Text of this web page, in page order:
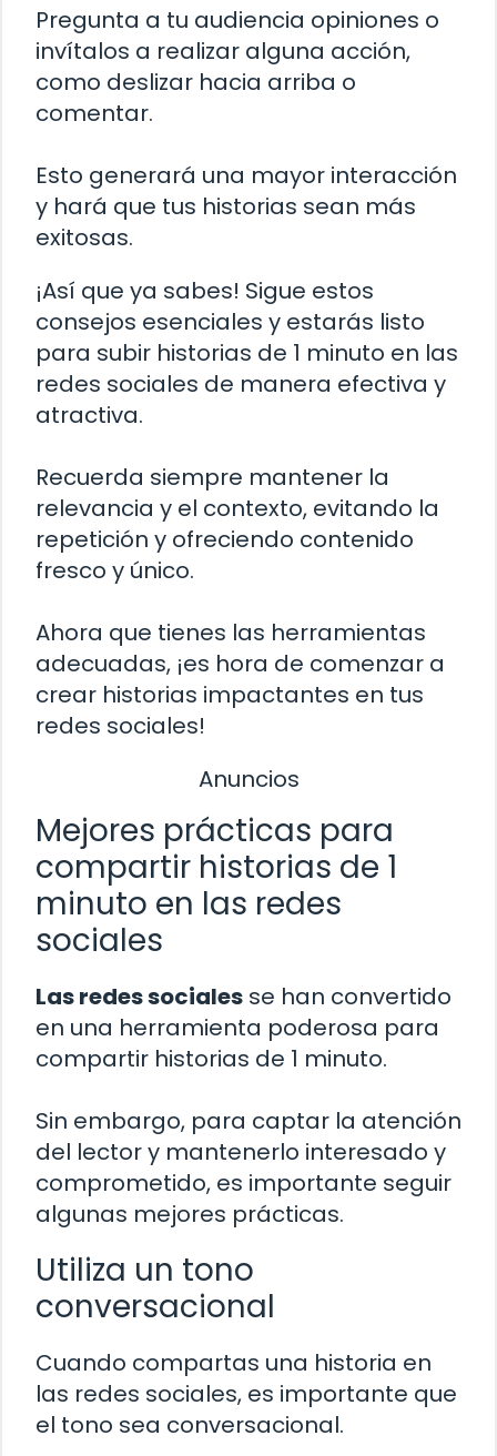
Pregunta a tu audiencia opiniones o
invítalos a realizar alguna acción,
como deslizar hacia arriba o
comentar.
Esto generará una mayor interacción
y hará que tus historias sean más
exitosas.
¡Así que ya sabes! Sigue estos
consejos esenciales y estarás listo
para subir historias de 1 minuto en las
redes sociales de manera efectiva y
atractiva.
Recuerda siempre mantener la
relevancia y el contexto, evitando la
repetición y ofreciendo contenido
fresco y único.
Ahora que tienes las herramientas
adecuadas, ¡es hora de comenzar a
crear historias impactantes en tus
redes sociales!
Anuncios
Mejores prácticas para
compartir historias de 1
minuto en las redes
sociales
Las redes sociales se han convertido
en una herramienta poderosa para
compartir historias de 1 minuto.
Sin embargo, para captar la atención
del lector y mantenerlo interesado y
comprometido, es importante seguir
algunas mejores prácticas.
Utiliza un tono
conversacional
Cuando compartas una historia en
las redes sociales, es importante que
el tono sea conversacional.